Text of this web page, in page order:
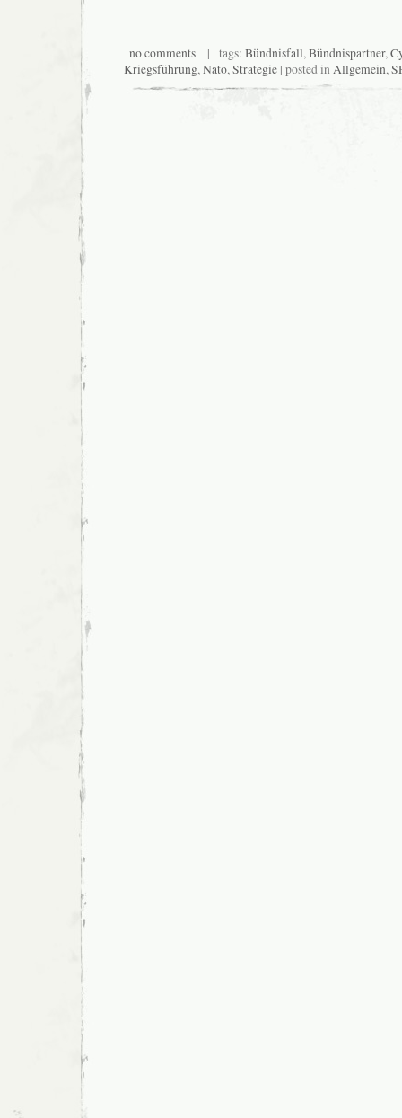
no comments | tags: Bündnisfall,Bündnispartner,
Kriegsführung,Nato,Strategie | posted inAllgemein,